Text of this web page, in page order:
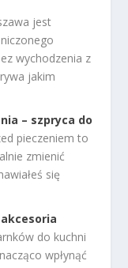
jest
wychodzenia z
jakim
– szpryca do
pieczeniem to
zmienić
się
do kuchni
wpłynąć